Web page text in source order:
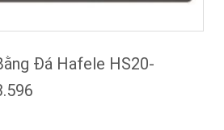
Đá Hafele HS20-